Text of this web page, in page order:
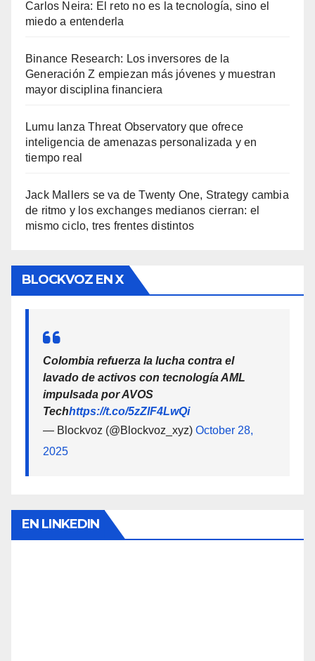
Carlos Neira: El reto no es la tecnología, sino el
miedo a entenderla
Binance Research: Los inversores de la
Generación Z empiezan más jóvenes y muestran
mayor disciplina financiera
Lumu lanza Threat Observatory que ofrece
inteligencia de amenazas personalizada y en
tiempo real
Jack Mallers se va de Twenty One, Strategy cambia
de ritmo y los exchanges medianos cierran: el
mismo ciclo, tres frentes distintos
BLOCKVOZ EN X
Colombia refuerza la lucha contra el
lavado de activos con tecnología AML
impulsada por AVOS
Techhttps://t.co/5zZlF4LwQi
— Blockvoz (@Blockvoz_xyz) October 28,
2025
EN LINKEDIN